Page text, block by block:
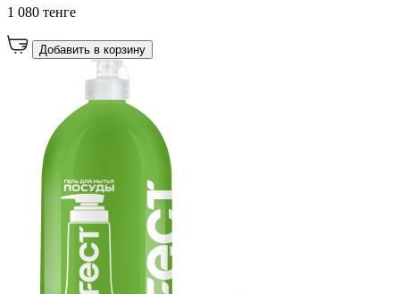
1 080 тенге
Добавить в корзину